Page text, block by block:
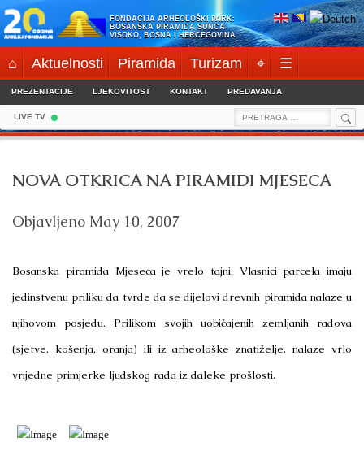
Skip
to
content
FONDACIJA ARHEOLOŠKI PARK:
BOSANSKA PIRAMIDA SUNCA
VISOKO, BOSNA I HERCEGOVINA
⌂ Aktuelnosti Piramida Turizam ⌖ ☰
PREZENTACIJE LJEKOVITOST KONTAKT PREDAVANJA
LIVE TV
Search
for:
NOVA OTKRICA NA PIRAMIDI MJESECA
Objavljeno May 10, 2007
Bosanska piramida Mjeseca je vrelo tajni. Vlasnici parcela imaju
jedinstvenu priliku da tvrde da se dijelovi drevnih piramida nalaze u
njihovom posjedu. Prilikom svojih uobičajenih zemljanih radova
(sjetve, košenja, oranja) ili iz arheološke znatiželje, nalaze vrlo
vrijedne primjerke ljudskog rada iz daleke prošlosti.